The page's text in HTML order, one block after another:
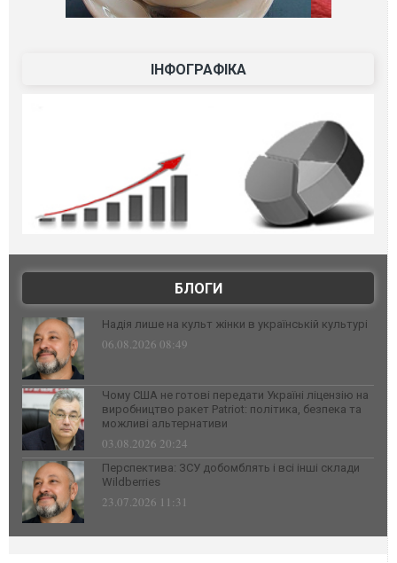
ІНФОГРАФІКА
БЛОГИ
Надія лише на культ жінки в українській культурі
06.08.2026 08:49
Чому США не готові передати Україні ліцензію на
виробництво ракет Patriot: політика, безпека та
можливі альтернативи
03.08.2026 20:24
Перспектива: ЗСУ добомблять і всі інші склади
Wildberries
23.07.2026 11:31